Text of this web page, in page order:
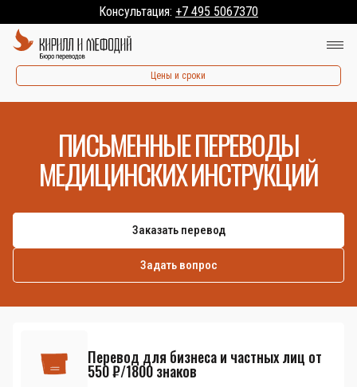
Консультация: +7 495 5067370
Цены и сроки
ПИСЬМЕННЫЕ ПЕРЕВОДЫ
МЕДИЦИНСКИХ ИНСТРУКЦИЙ
Заказать перевод
Задать вопрос
Перевод для бизнеса и частных лиц от
550 ₽/1800 знаков